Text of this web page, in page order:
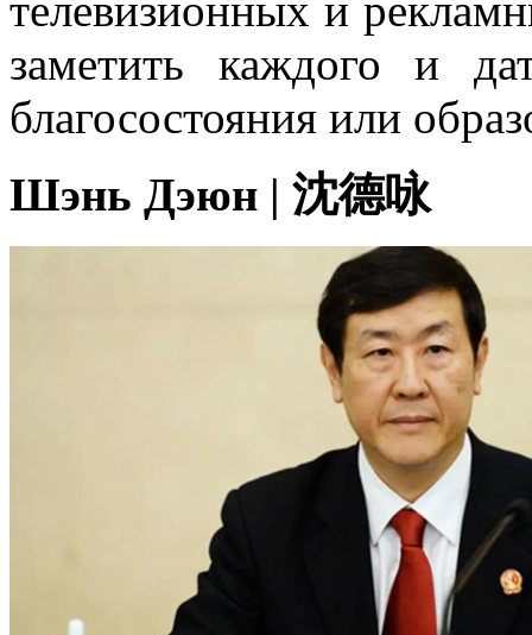
заметить каждого и
благосостояния или
Шэнь Дэюн | 沈德咏